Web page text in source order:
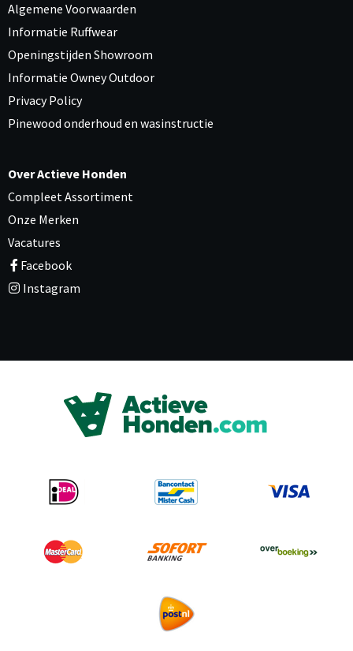
Algemene Voorwaarden
Informatie Ruffwear
Openingstijden Showroom
Informatie Owney Outdoor
Privacy Policy
Pinewood onderhoud en wasinstructie
Over Actieve Honden
Compleet Assortiment
Onze Merken
Vacatures
Facebook
Instagram